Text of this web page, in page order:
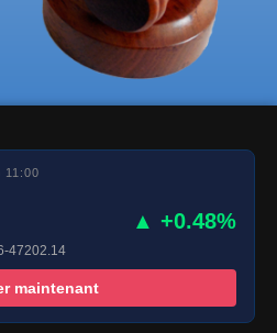
11:00
▲ +0.48%
47202.14
maintenant